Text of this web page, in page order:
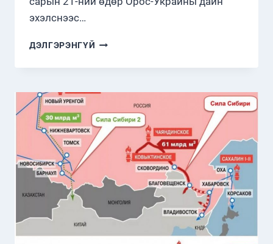
эхэлснээс…
ДЭЛГЭРЭНГҮЙ УКРАИНЫ
В.ЗЕЛЕНСКИЙН
Д
АЙЛЧЛАВ